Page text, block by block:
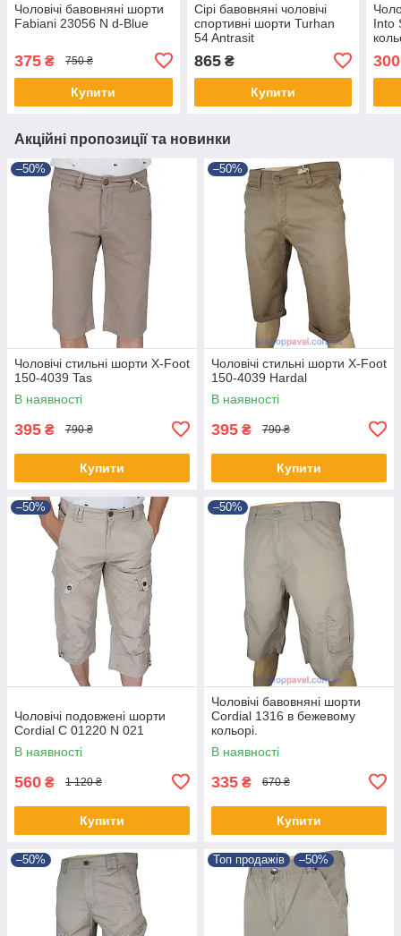
Чоловічі бавовняні шорти
Fabianі 23056 N d-Blue
375 ₴ 750 ₴
Купити
Сірі бавовняні чоловічі
спортивні шорти Turhan
54 Antrasit
865₴
Купити
Into
300
Акційні пропозиції та новинки
–50%
Чоловічі стильні шорти X-Foot
150-4039 Tas
В наявності
395 ₴ 790 ₴
Купити
–50%
Чоловічі стильні шорти X-Foot
150-4039 Hardal
В наявності
395 ₴ 790 ₴
Купити
–50%
Чоловічі подовжені шорти
Cordial C 01220 N 021
В наявності
560 ₴ 1 120 ₴
Купити
–50%
Чоловічі бавовняні шорти
Cordial 1316 в бежевому
кольорі.
В наявності
335 ₴ 670 ₴
Купити
–50% Топ продажів –50%